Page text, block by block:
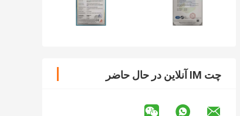
چت IM آنلاین در حال حاضر